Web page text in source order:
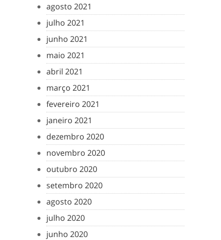
agosto 2021
julho 2021
junho 2021
maio 2021
abril 2021
março 2021
fevereiro 2021
janeiro 2021
dezembro 2020
novembro 2020
outubro 2020
setembro 2020
agosto 2020
julho 2020
junho 2020